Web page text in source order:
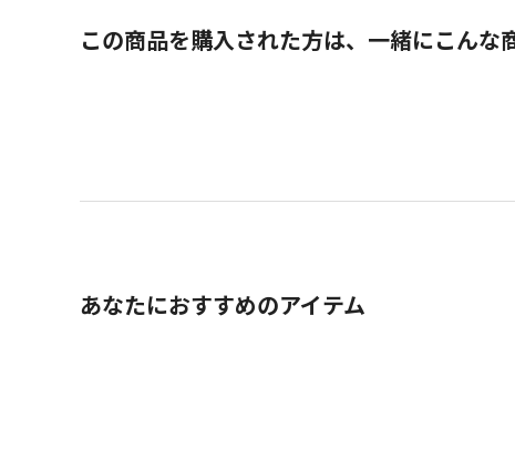
この商品を購入された方は、一緒にこんな
あなたにおすすめのアイテム